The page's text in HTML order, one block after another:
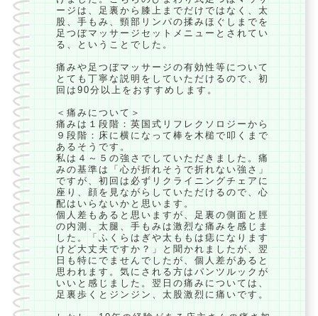
ージは、足裏から膝上までだけではなく、太
股、手もみ、頸部リンパの揉みほぐしまでを
足つぼマッサージセットメニューとされてい
る、ということでした。
痛みや足つぼマッサージの有効性等について
とても丁寧な説明をしていただけるので、初
回は90分以上をおすすめします。
＜痛みについて＞
痛みは１段階：英国式リフレクソロジーから
９段階：床に横になって棒を木槌で叩くまで
あるそうです。
私は４～５の強さでしていただきました。痛
みの基準は「心が折れそうで折れない強さ」
ですが、初回は必ずリクライニングチェアに
座り、顔を見ながらしていただけるので、心
配はいらないかと思います。
個人差もあると思いますが、足裏の側面と脛
の内測、太腿、手もみは激烈な痛みを感じま
した。「ふくらはぎや太ももは痣になります
けど大丈夫ですか？」と聞かれましたが、翌
日も特にでませんでしたが、個人差があると
思われます。気にされる方はパンツルックが
いいと感じました。翌日の痛みについては、
足裏歩くとジンジン、太股激烈に痛いです。